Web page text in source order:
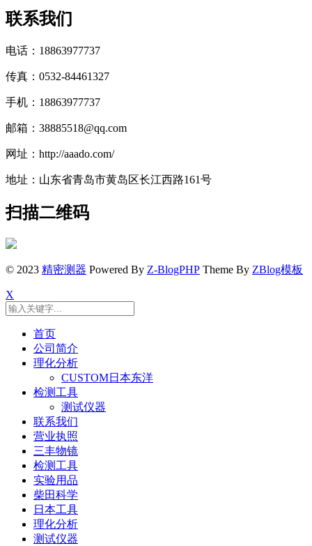
联系我们
电话：18863977737
传真：0532-84461327
手机：18863977737
邮箱：38885518@qq.com
网址：http://aaado.com/
地址：山东省青岛市黄岛区长江西路161号
扫描二维码
© 2023 精密测器 Powered By Z-BlogPHP Theme By ZBlog模板
X
首页
公司简介
理化分析
CUSTOM日本东洋
检测工具
测试仪器
联系我们
营业执照
三丰物镜
检测工具
实验用品
柴田科学
日本工具
理化分析
测试仪器